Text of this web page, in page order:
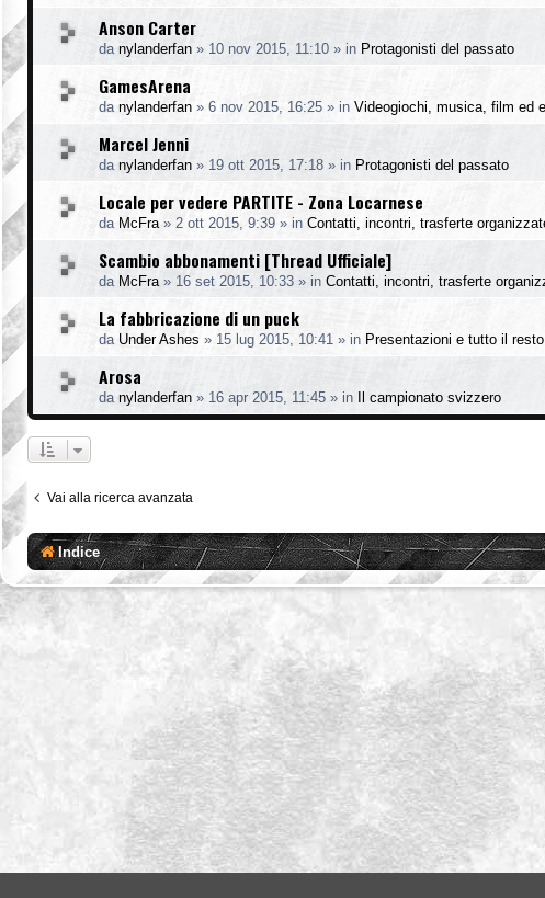
Anson Carter
da nylanderfan » 10 nov 2015, 11:10 » in Protagonisti del passato
GamesArena
da nylanderfan » 6 nov 2015, 16:25 » in Videogiochi, musica, film ed
Marcel Jenni
da nylanderfan » 19 ott 2015, 17:18 » in Protagonisti del passato
Locale per vedere PARTITE - Zona Locarnese
da McFra » 2 ott 2015, 9:39 » in Contatti, incontri, trasferte
Scambio abbonamenti [Thread Ufficiale]
da McFra » 16 set 2015, 10:33 » in Contatti, incontri, trasferte
La fabbricazione di un puck
da Under Ashes » 15 lug 2015, 10:41 » in Presentazioni e tutto il resto
Arosa
da nylanderfan » 16 apr 2015, 11:45 » in Il campionato svizzero
Vai alla ricerca avanzata
Indice